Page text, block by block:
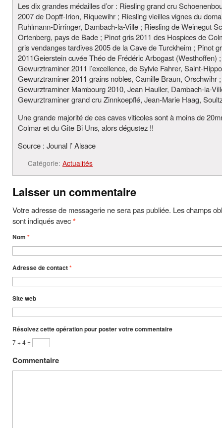
Les dix grandes médailles d’or : Riesling grand cru
2007 de Dopff-Irion, Riquewihr ; Riesling vieilles vignes du
Ruhlmann-Dirringer, Dambach-la-Ville ; Riesling de Weinegut
Ortenberg, pays de Bade ; Pinot gris 2011 des Hospices de
gris vendanges tardives 2005 de la Cave de Turckheim ; Pinot
2011Geierstein cuvée Théo de Frédéric Arbogast (Westhoffen) ;
Gewurztraminer 2011 l’excellence, de Sylvie Fahrer, Saint-
Gewurztraminer 2011 grains nobles, Camille Braun, Orschwihr ;
Gewurztraminer Mambourg 2010, Jean Hauller, Dambach-la-
Gewurztraminer grand cru Zinnkoepflé, Jean-Marie Haag,
Une grande majorité de ces caves viticoles sont à moins de
Colmar et du Gite Bi Uns, alors dégustez !!
Source : Jounal l’ Alsace
Catégorie: Actualités
Laisser un commentaire
Votre adresse de messagerie ne sera pas publiée. Les champs
sont indiqués avec*
Nom *
Adresse de contact*
Site web
Résolvez cette opération pour poster votre commentaire
7 + 4 =
Commentaire